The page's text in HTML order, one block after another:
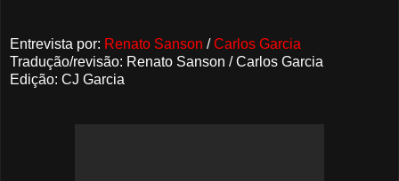
Entrevista por: Renato Sanson /Carlos Garcia
Tradução/revisão: Renato Sanson / Carlos Garcia
Edição: CJ Garcia